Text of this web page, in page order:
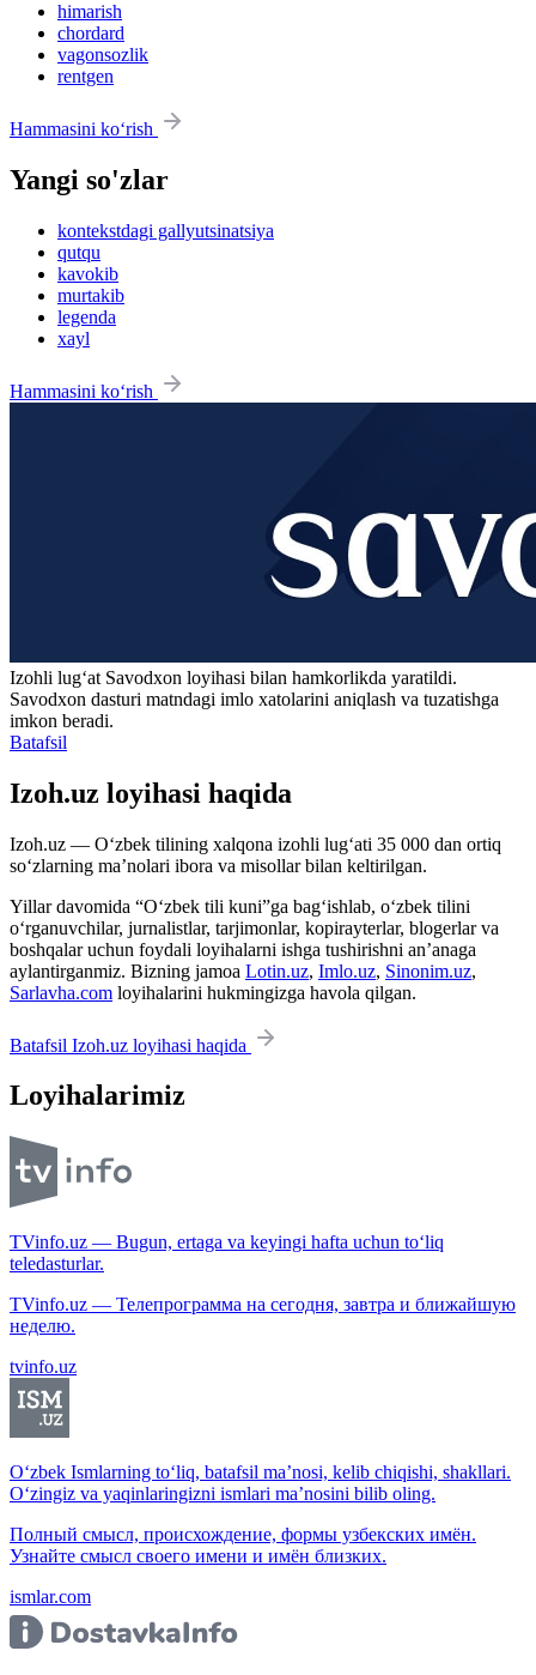
himarish
chordard
vagonsozlik
rentgen
Hammasini ko‘rish
Yangi so'zlar
kontekstdagi gallyutsinatsiya
qutqu
kavokib
murtakib
legenda
xayl
Hammasini ko‘rish
Izohli lugʻat Savodxon loyihasi bilan hamkorlikda yaratildi.
Savodxon dasturi matndagi imlo xatolarini aniqlash va tuzatishga
imkon beradi.
Batafsil
Izoh.uz loyihasi haqida
Izoh.uz — O‘zbek tilining xalqona izohli lug‘ati 35 000 dan ortiq
so‘zlarning ma’nolari ibora va misollar bilan keltirilgan.
Yillar davomida “O‘zbek tili kuni”ga bag‘ishlab, o‘zbek tilini
o‘rganuvchilar, jurnalistlar, tarjimonlar, kopirayterlar, blogerlar va
boshqalar uchun foydali loyihalarni ishga tushirishni an’anaga
aylantirganmiz. Bizning jamoa Lotin.uz, Imlo.uz, Sinonim.uz,
Sarlavha.com loyihalarini hukmingizga havola qilgan.
Batafsil Izoh.uz loyihasi haqida
Loyihalarimiz
TVinfo.uz — Bugun, ertaga va keyingi hafta uchun to‘liq
teledasturlar.
TVinfo.uz — Телепрограмма на сегодня, завтра и ближайшую
неделю.
tvinfo.uz
O‘zbek Ismlarning to‘liq, batafsil ma’nosi, kelib chiqishi, shakllari.
O‘zingiz va yaqinlaringizni ismlari ma’nosini bilib oling.
Полный смысл, происхождение, формы узбекских имён.
Узнайте смысл своего имени и имён близких.
ismlar.com